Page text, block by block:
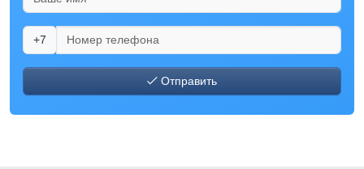
+7
Отправить